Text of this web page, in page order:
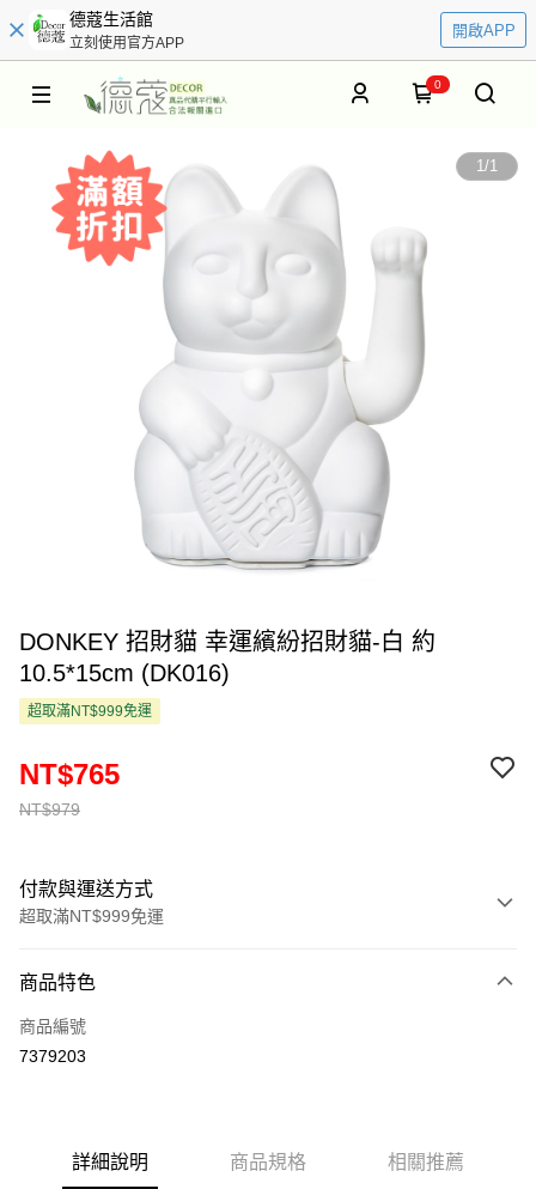
德蔻生活館
立刻使用官方APP
開啟APP
0
1/1
DONKEY 招財貓 幸運繽紛招財貓-白 約
10.5*15cm (DK016)
超取滿NT$999免運
NT$979
NT$765
付款與運送方式
超取滿NT$999免運
信用卡一次付款
超商取貨付款
街口支付
商品特色
商品編號
7379203
詳細說明 商品規格 相關推薦